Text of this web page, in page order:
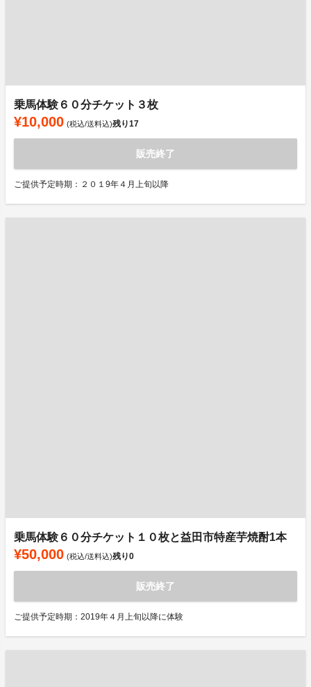
乗馬体験６０分チケット３枚
¥10,000 (税込/送料込)残り17
販売終了
ご提供予定時期：２０１9年４月上旬以降
乗馬体験６０分チケット１０枚と益田市特産芋焼酎1本
¥50,000 (税込/送料込)残り0
販売終了
ご提供予定時期：2019年４月上旬以降に体験